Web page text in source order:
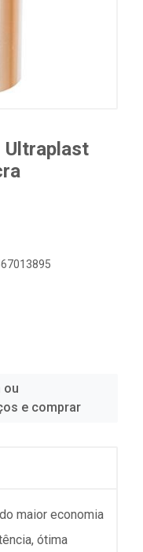
Ultraplast
ou
e comprar
maior economia
ótima